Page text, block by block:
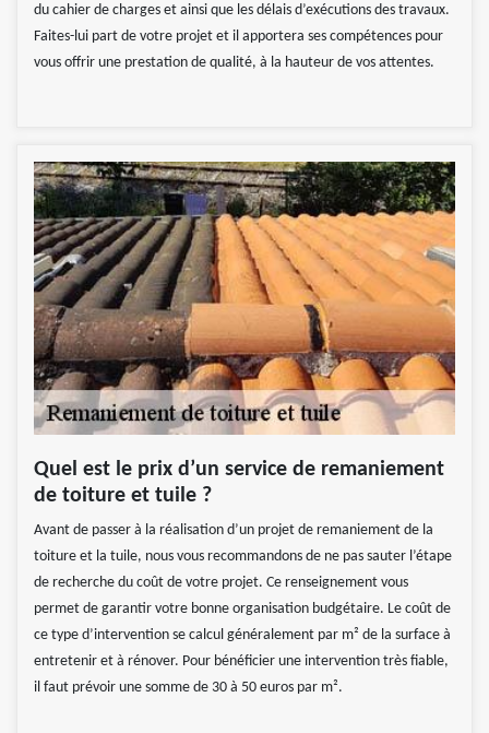
du cahier de charges et ainsi que les délais d’exécutions des travaux.
Faites-lui part de votre projet et il apportera ses compétences pour
vous offrir une prestation de qualité, à la hauteur de vos attentes.
Quel est le prix d’un service de remaniement
de toiture et tuile ?
Avant de passer à la réalisation d’un projet de remaniement de la
toiture et la tuile, nous vous recommandons de ne pas sauter l’étape
de recherche du coût de votre projet. Ce renseignement vous
permet de garantir votre bonne organisation budgétaire. Le coût de
ce type d’intervention se calcul généralement par m² de la surface à
entretenir et à rénover. Pour bénéficier une intervention très fiable,
il faut prévoir une somme de 30 à 50 euros par m².